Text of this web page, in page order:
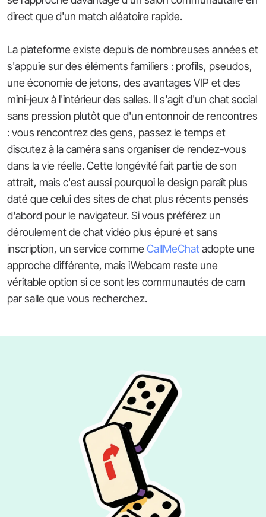
direct que d'un match aléatoire rapide.
La plateforme existe depuis de nombreuses années et
s'appuie sur des éléments familiers : profils, pseudos,
une économie de jetons, des avantages VIP et des
mini-jeux à l'intérieur des salles. Il s'agit d'un chat social
sans pression plutôt que d'un entonnoir de rencontres
: vous rencontrez des gens, passez le temps et
discutez à la caméra sans organiser de rendez-vous
dans la vie réelle. Cette longévité fait partie de son
attrait, mais c'est aussi pourquoi le design paraît plus
daté que celui des sites de chat plus récents pensés
d'abord pour le navigateur. Si vous préférez un
déroulement de chat vidéo plus épuré et sans
inscription, un service comme CallMeChatadopte une
approche différente, mais iWebcam reste une
véritable option si ce sont les communautés de cam
par salle que vous recherchez.